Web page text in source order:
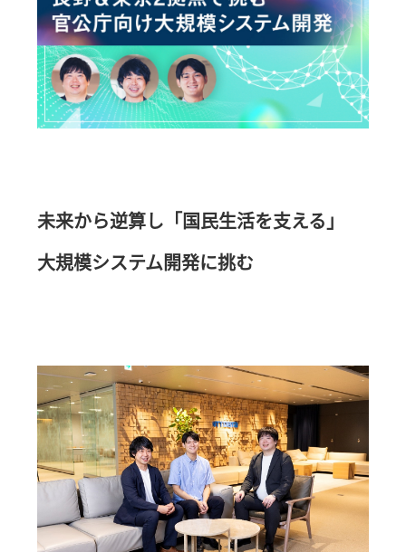
未来から逆算し「国民生活を支える」
大規模システム開発に挑む